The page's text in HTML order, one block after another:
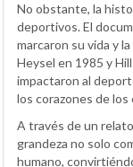
No obstante, la
deportivos. El
marcaron su vida y
Heysel en 1985 y
impactaron al
los corazones de
A través de un
grandeza no solo
humano,